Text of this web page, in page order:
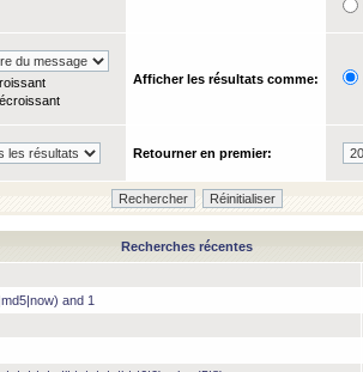
Afficher les résultats comme:
Retourner en premier:
Recherches récentes
and 1